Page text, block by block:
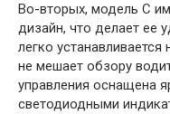
Во-вторых, модель C
дизайн, что делает ее
легко
не мешает обзору
управления оснащена
светодиодными